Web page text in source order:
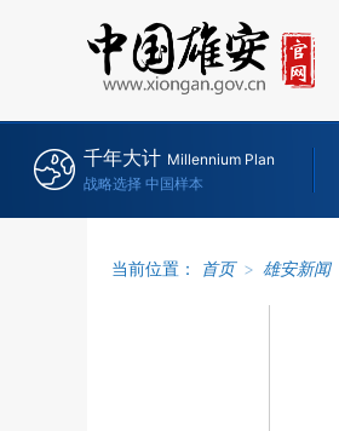
千年大计 Millennium Plan
战略选择 中国样本
当前位置： 首页 > 雄安新闻